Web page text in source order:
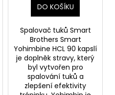
DO KOŠÍKU
Spalovač tuků Smart
Brothers Smart
Yohimbine HCL 90 kapslí
je doplněk stravy, který
byl vytvořen pro
spalování tuků a
zlepšení efektivity